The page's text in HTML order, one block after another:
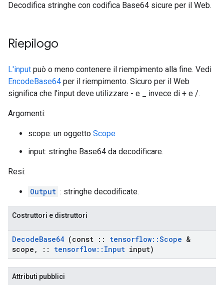
Decodifica stringhe con codifica Base64 sicure per il Web.
Riepilogo
L'input può o meno contenere il riempimento alla fine. Vedi
EncodeBase64 per il riempimento. Sicuro per il Web
significa che l'input deve utilizzare - e _ invece di + e /.
Argomenti:
scope: un oggetto Scope
input: stringhe Base64 da decodificare.
Resi:
Output : stringhe decodificate.
Costruttori e distruttori
DecodeBase64 (const :: tensorflow::Scope &
scope , :: tensorflow:: Input input)
Attributi pubblici